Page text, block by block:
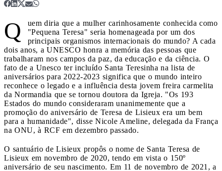
Q
uem diria que a mulher carinhosamente conhecida como
"Pequena Teresa" seria homenageada por um dos
principais organismos internacionais do mundo? A cada
dois anos, a UNESCO honra a memória das pessoas que
trabalharam nos campos da paz, da educação e da ciência. O
fato de a Unesco ter incluído Santa Teresinha na lista de
aniversários para 2022-2023 significa que o mundo inteiro
reconhece o legado e a influência desta jovem freira carmelita
da Normandia que se tornou doutora da Igreja. "Os 193
Estados do mundo consideraram unanimemente que a
promoção do aniversário de Teresa de Lisieux era um bem
para a humanidade", disse Nicole Ameline, delegada da França
na ONU, à RCF em dezembro passado.
O santuário de Lisieux propôs o nome de Santa Teresa de
Lisieux em novembro de 2020, tendo em vista o 150º
aniversário de seu nascimento. Em 11 de novembro de 2021, a